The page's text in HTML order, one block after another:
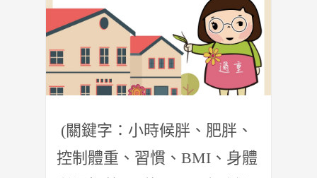
(關鍵字：小時候胖、肥胖、
控制體重、習慣、BMI、身體